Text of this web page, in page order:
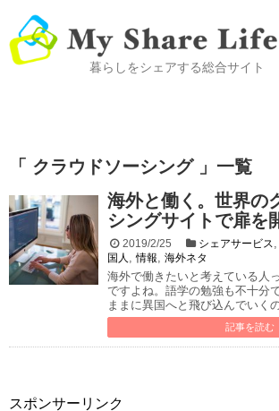
暮らしをシェアする総合サイト
「 クラウドソーシング 」一覧
海外と働く。世界の
シングサイトで扉を
2019/2/25 シェアサービス
国人
,情報 海外ネタ
海外で働きたいと考えている人
ですよね。語学の勉強も不十分
ままに異国へと飛び込んでいく
記事を読む
スポンサーリンク